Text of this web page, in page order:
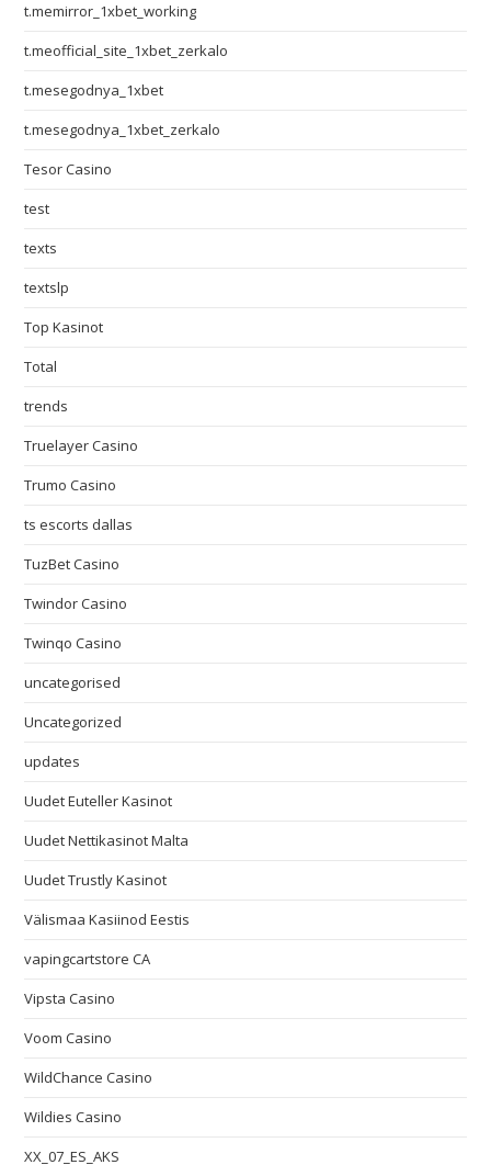
t.memirror_1xbet_working
t.meofficial_site_1xbet_zerkalo
t.mesegodnya_1xbet
t.mesegodnya_1xbet_zerkalo
Tesor Casino
test
texts
textslp
Top Kasinot
Total
trends
Truelayer Casino
Trumo Casino
ts escorts dallas
TuzBet Casino
Twindor Casino
Twinqo Casino
uncategorised
Uncategorized
updates
Uudet Euteller Kasinot
Uudet Nettikasinot Malta
Uudet Trustly Kasinot
Välismaa Kasiinod Eestis
vapingcartstore CA
Vipsta Casino
Voom Casino
WildChance Casino
Wildies Casino
XX_07_ES_AKS